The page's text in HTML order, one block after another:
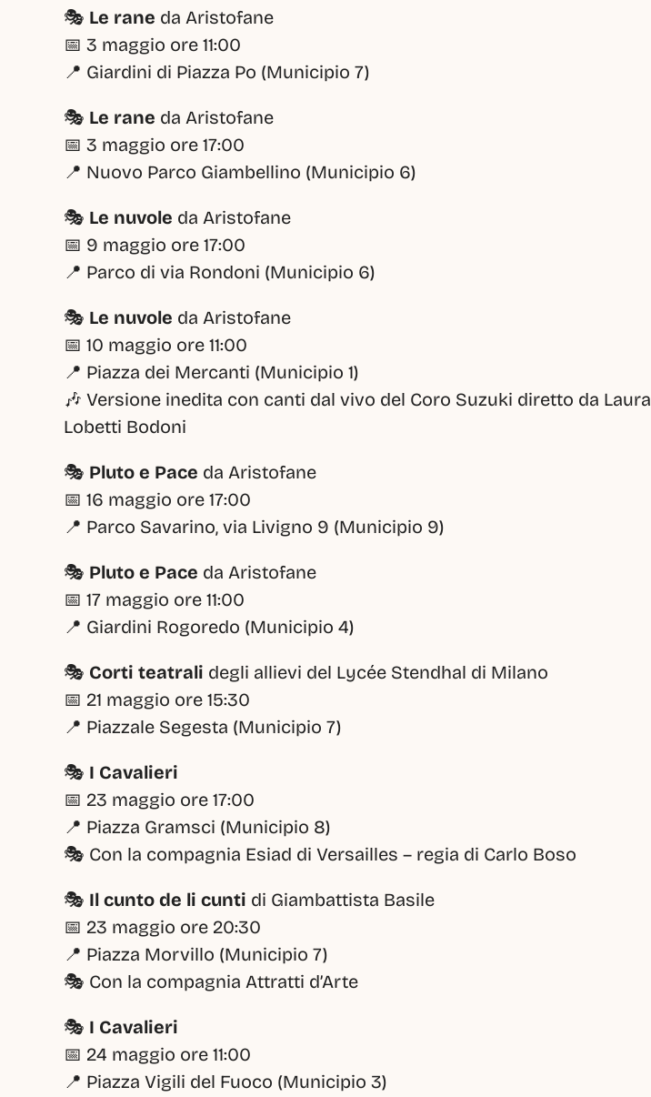
🎭 Le rane da Aristofane
📅 3 maggio ore 11:00
📍 Giardini di Piazza Po (Municipio 7)
🎭 Le rane da Aristofane
📅 3 maggio ore 17:00
📍 Nuovo Parco Giambellino (Municipio 6)
🎭 Le nuvole da Aristofane
📅 9 maggio ore 17:00
📍 Parco di via Rondoni (Municipio 6)
🎭 Le nuvole da Aristofane
📅 10 maggio ore 11:00
📍 Piazza dei Mercanti (Municipio 1)
🎶 Versione inedita con canti dal vivo del Coro Suzuki diretto da Laura
Lobetti Bodoni
🎭 Pluto e Pace da Aristofane
📅 16 maggio ore 17:00
📍 Parco Savarino, via Livigno 9 (Municipio 9)
🎭 Pluto e Pace da Aristofane
📅 17 maggio ore 11:00
📍 Giardini Rogoredo (Municipio 4)
🎭 Corti teatrali degli allievi del Lycée Stendhal di Milano
📅 21 maggio ore 15:30
📍 Piazzale Segesta (Municipio 7)
🎭 I Cavalieri
📅 23 maggio ore 17:00
📍 Piazza Gramsci (Municipio 8)
🎭 Con la compagnia Esiad di Versailles – regia di Carlo Boso
🎭 Il cunto de li cunti di Giambattista Basile
📅 23 maggio ore 20:30
📍 Piazza Morvillo (Municipio 7)
🎭 Con la compagnia Attratti d’Arte
🎭 I Cavalieri
📅 24 maggio ore 11:00
📍 Piazza Vigili del Fuoco (Municipio 3)